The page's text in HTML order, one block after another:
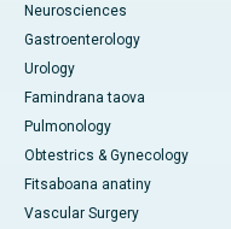
Neurosciences
Gastroenterology
Urology
Famindrana taova
Pulmonology
Obtestrics & Gynecology
Fitsaboana anatiny
Vascular Surgery